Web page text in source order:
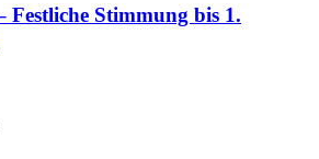
Festliche Stimmung bis 1.